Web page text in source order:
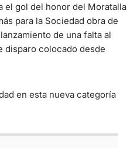
el gol del honor del Moratalla
para la Sociedad obra de
de una falta al
disparo colocado desde
en esta nueva categoría